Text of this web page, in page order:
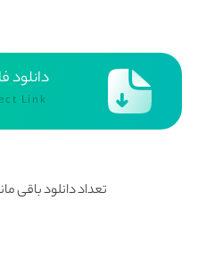
دانلود
Link
تعداد دانلود باقی